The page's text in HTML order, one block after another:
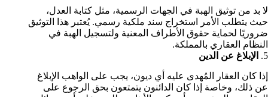
لا بد من توثيق الهبة في الجهات الرسمية، مثل كتابة العدل،
حيث يتطلب الأمر استخراج سند ملكية رسمي. يُعتبر هذا التوثيق
ضروريًا لحماية حقوق الأطراف المعنية ولتسجيل الهبة في
النظام العقاري بالمملكة.
5.
الإبلاغ عن الدين
إذا كان العقار المُهدى عليه أي ديون، يجب على الواهب الإبلاغ
عن ذلك، وخاصة إذا كان الدائنون يتمتعون بحق الرجوع على